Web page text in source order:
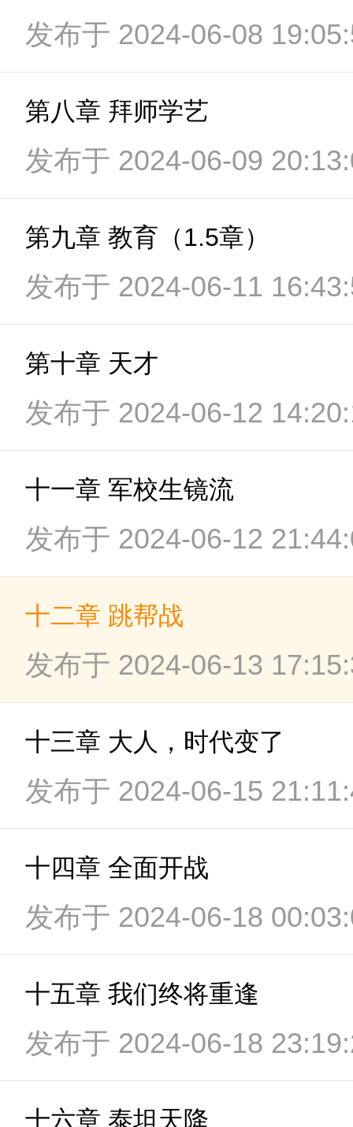
发布于 2024-06-08
第八章 拜师学艺
发布于 2024-06-09
第九章 教育（1.5章）
发布于 2024-06-11
第十章 天才
发布于 2024-06-12
十一章 军校生镜流
发布于 2024-06-12
十二章 跳帮战
发布于 2024-06-13
十三章 大人，时代变了
发布于 2024-06-15
十四章 全面开战
发布于 2024-06-18
十五章 我们终将重逢
发布于 2024-06-18
十六章 泰坦天降